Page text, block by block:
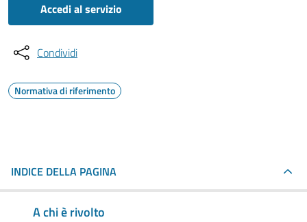
Accedi al servizio
Condividi
Normativa di riferimento
INDICE DELLA PAGINA
A chi è rivolto